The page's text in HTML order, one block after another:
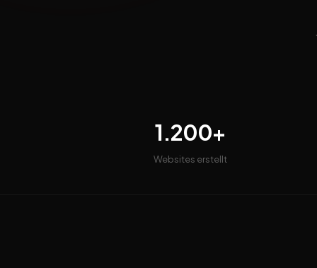
1.200+
Websites erstellt